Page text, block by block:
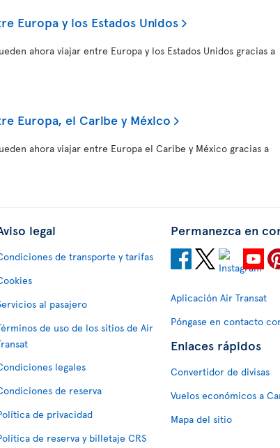
Europa y los Estados Unidos
ahora viajar entre Europa y los Estados Unidos gracias a
Europa, el Caribe y México
ahora viajar entre Europa el Caribe y México gracias a
legal
de transporte y tarifas
al pasajero
de uso de los sitios de Air
legales
de reserva
de privacidad
de reserva y billetaje CRS
Permanezca en
Aplicación Air Transat
Póngase en contacto
Enlaces rápidos
Convertidor de divisas
Vuelos económicos a
Mapa del sitio